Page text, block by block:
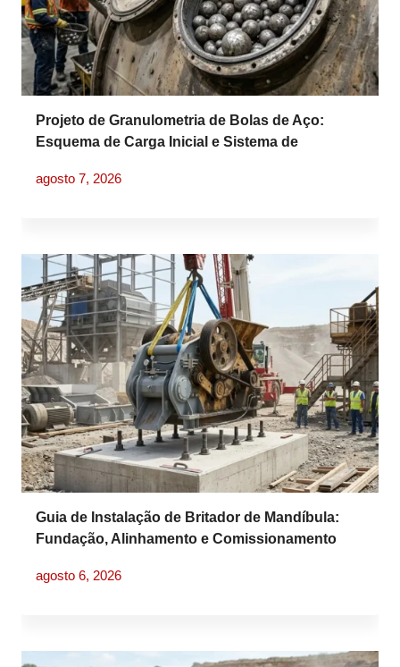
Projeto de Granulometria de Bolas de Aço:
Esquema de Carga Inicial e Sistema de
agosto 7, 2026
Guia de Instalação de Britador de Mandíbula:
Fundação, Alinhamento e Comissionamento
agosto 6, 2026